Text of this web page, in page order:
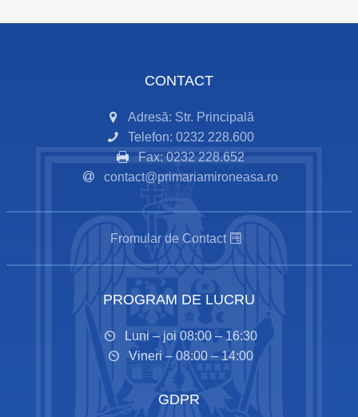
CONTACT
Adresă: Str. Principală
Telefon: 0232 228.600
Fax: 0232 228.652
contact@primariamironeasa.ro
Fromular de Contact
PROGRAM DE LUCRU
Luni – joi 08:00 – 16:30
Vineri – 08:00 – 14:00
GDPR